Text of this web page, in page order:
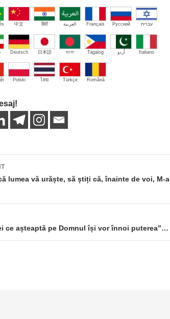
中文 हिंदी العربية Français Русский עברית
Deutsch 日本語 বাংলা Tagalog اُردو Italiano
Polski ไทย Türkçe Română
lumea vă urăște, să știți că, înainte de voi, M-a
ce așteaptă pe Domnul își vor înnoi puterea”…